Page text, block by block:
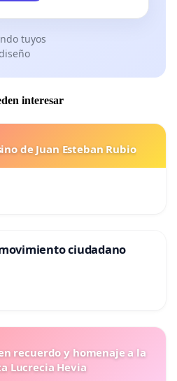
tuyos
interesar
de Juan Esteban Rubio
ciudadano
recuerdo y homenaje a la
Lucrecia Hevia